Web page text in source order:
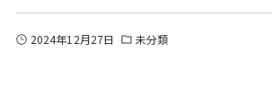
2024年12月27日 未分類